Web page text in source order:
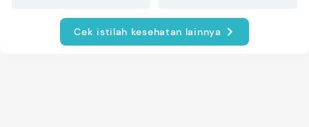
Cek istilah kesehatan lainnya